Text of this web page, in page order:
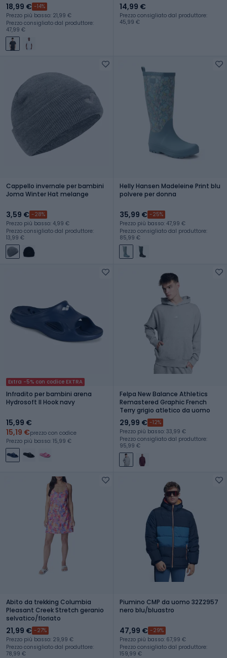
18,99 € -14%
Prezzo più basso: 21,99 €
Prezzo consigliato dal produttore:
47,99 €
14,99 €
Prezzo consigliato dal produttore:
45,99 €
Cappello invernale per bambini
Joma Winter Hat melange
3,59 € -28%
Prezzo più basso: 4,99 €
Prezzo consigliato dal produttore:
13,99 €
Helly Hansen Madeleine Print blu
polvere per donna
35,99 € -25%
Prezzo più basso: 47,99 €
Prezzo consigliato dal produttore:
85,99 €
Extra -5% con codice EXTRA
Infradito per bambini arena
Hydrosoft II Hook navy
15,99 €
15,19 €prezzo con codice
Prezzo più basso: 15,99 €
Felpa New Balance Athletics
Remastered Graphic French
Terry grigio atletico da uomo
29,99 € -12%
Prezzo più basso: 33,99 €
Prezzo consigliato dal produttore:
95,99 €
Abito da trekking Columbia
Pleasant Creek Stretch geranio
selvatico/floriato
21,99 € -27%
Prezzo più basso: 29,99 €
Prezzo consigliato dal produttore:
78,99 €
Piumino CMP da uomo 32Z2957
nero blu/bluastro
47,99 € -29%
Prezzo più basso: 67,99 €
Prezzo consigliato dal produttore:
159,99 €